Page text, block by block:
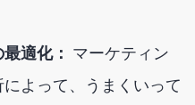
適化： マーケティン
よって、うまくいって